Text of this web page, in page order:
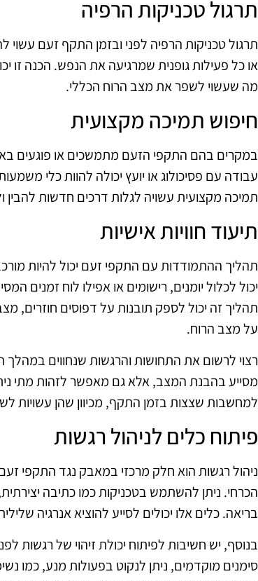
תרגול טכניקות הרפיה
תרגול טכניקות הרפיה לפני ובזמן התקף זעם
או כל פעילות גופנית שמרגיעה את הנפש. הכנה זו
מה שעשוי לשפר את מצב הרוח הכללי.
חיפוש תמיכה מקצועית
במקרים בהם התקפי הזעם מתמשכים או פוגעים
עבודה עם פסיכולוג או יועץ יכולה להוות כלי
תמיכה מקצועית עשויה לגלות דרכים חדשות
תיעוד חוויות אישיות
תהליך ההתמודדות עם התקפי זעם יכול להיות
יכול לכלול יומנים, רישומים או אפילו לוח זמנים
תהליך זה יכול לספק תובנות על דפוסים חוזרים,
על מצב הרוח.
רצוי לרשום את התחושות והרגשות שנחווים במהלך
מסייע בהבנת המצב, אלא גם מאפשר לזהות מתי
למחשבות שצצות בזמן התקף, מכיוון שהן עשויות
פיתוח כלים לניהול רגשות
ניהול רגשות הוא חלק מרכזי במאבק נגד התקפי
הכרחי. ניתן להשתמש בטכניקות כמו כתיבה
בריאה. כלים אלו יכולים לסייע להוציא אנרגיה
בנוסף, יש חשיבות לפיתוח יכולת זיהוי של
סימנים מוקדמים, ניתן לנקוט בפעולות מנע, כמו